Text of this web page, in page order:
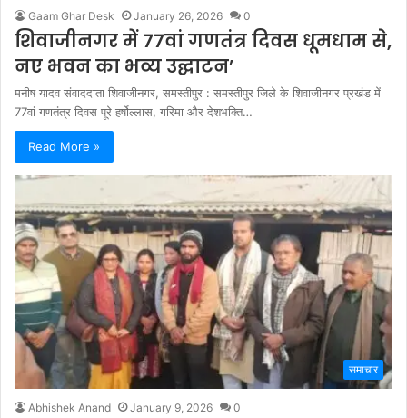
Gaam Ghar Desk January 26, 2026 0
शिवाजीनगर में 77वां गणतंत्र दिवस धूमधाम से,
नए भवन का भव्य उद्घाटन’
मनीष यादव संवाददाता शिवाजीनगर, समस्तीपुर : समस्तीपुर जिले के शिवाजीनगर प्रखंड में
77वां गणतंत्र दिवस पूरे हर्षोल्लास, गरिमा और देशभक्ति…
Read More »
समाचार
Abhishek Anand January 9, 2026 0